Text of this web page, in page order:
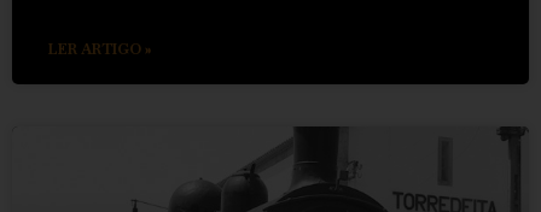
LER ARTIGO »